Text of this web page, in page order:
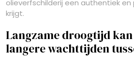
olieverfschilderij een authentiek en
krijgt.
Langzame droogtijd
langere wachttijden